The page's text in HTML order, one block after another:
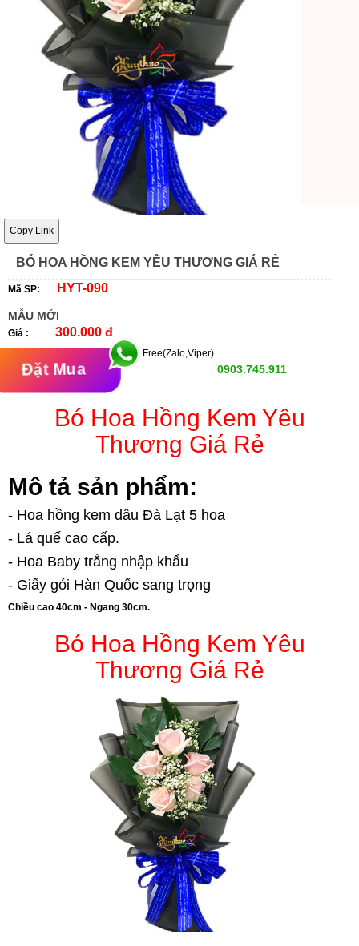
Copy Link
BÓ HOA HỒNG KEM YÊU THƯƠNG GIÁ RẺ
Mã SP: HYT-090
MẪU MỚI
Giá : 300.000 đ
Đặt Mua
Free(Zalo,Viper)
0903.745.911
Bó Hoa Hồng Kem Yêu
Thương Giá Rẻ
Mô tả sản phẩm:
- Hoa hồng kem dâu Đà Lạt 5 hoa
- Lá quế cao cấp.
- Hoa Baby trắng nhập khẩu
- Giấy gói Hàn Quốc sang trọng
Chiều cao 40cm - Ngang 30cm.
Bó Hoa Hồng Kem Yêu
Thương Giá Rẻ